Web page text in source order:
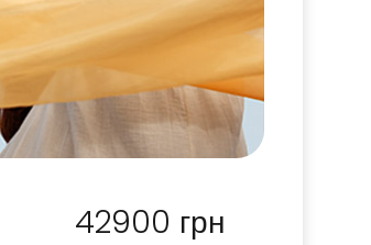
42900 грн